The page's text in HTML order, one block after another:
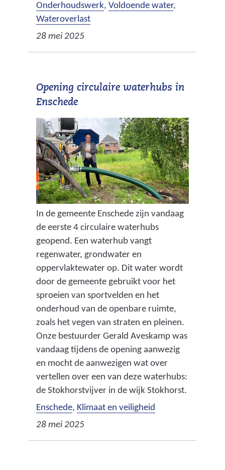
Onderhoudswerk, Voldoende water,
Wateroverlast
28 mei 2025
Opening circulaire waterhubs in
Enschede
In de gemeente Enschede zijn vandaag
de eerste 4 circulaire waterhubs
geopend. Een waterhub vangt
regenwater, grondwater en
oppervlaktewater op. Dit water wordt
door de gemeente gebruikt voor het
sproeien van sportvelden en het
onderhoud van de openbare ruimte,
zoals het vegen van straten en pleinen.
Onze bestuurder Gerald Aveskamp was
vandaag tijdens de opening aanwezig
en mocht de aanwezigen wat over
vertellen over een van deze waterhubs:
de Stokhorstvijver in de wijk Stokhorst.
Enschede, Klimaat en veiligheid
28 mei 2025